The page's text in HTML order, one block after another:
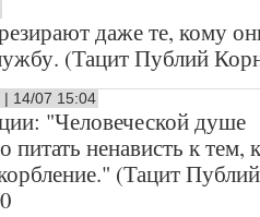
даже те, кому
(Тацит Публий
| 14/07 15:04
"Человеческой душе
питать ненависть к
(Тацит Публий